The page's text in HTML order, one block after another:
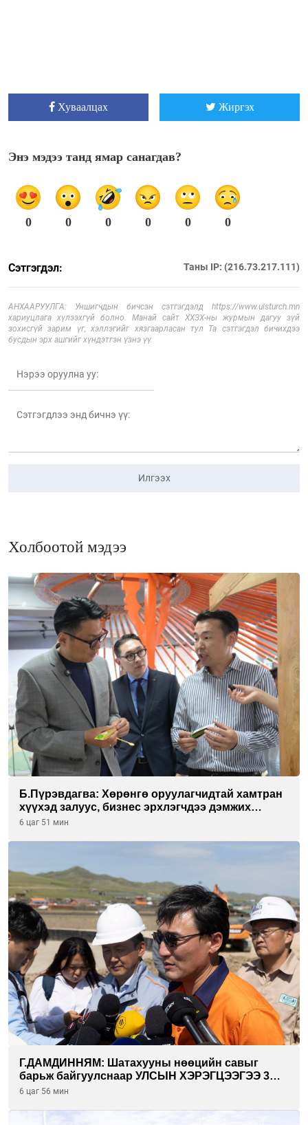
Хуваалцах Жиргэх
Энэ мэдээ танд ямар санагдав?
0 0 0 0 0 0
Сэтгэгдэл: Таны IP: (216.73.217.111)
АНХААРУУЛГА: Уншигчдын бичсэн сэтгэгдэлд https://www.ulsturch.mn
хариуцлага хүлээхгүй болно. Манай сайт ХХЗХ-ны журмын дагуу зүй
зохисгүй зарим үг, хэллэгийг хязгаарласан тул Та сэтгэгдэл бичихдээ
бусдын эрх ашгийг хүндэтгэн үзнэ үү.
Илгээх
Холбоотой мэдээ
Б.Пүрэвдагва: Хөрөнгө оруулагчидтай хамтран
хүүхэд залуус, бизнес эрхлэгчдээ дэмжих
инкубатор төвүүдийг хотын захын
6 цаг 51 мин
Г.ДАМДИННЯМ: Шатахууны нөөцийн савыг
барьж байгуулснаар УЛСЫН ХЭРЭГЦЭЭГЭЭ 3
САРААР НӨӨЦЛӨДӨГ болно
6 цаг 56 мин